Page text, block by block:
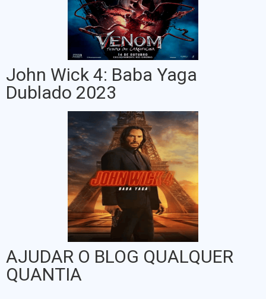
John Wick 4: Baba Yaga
Dublado 2023
AJUDAR O BLOG QUALQUER
QUANTIA